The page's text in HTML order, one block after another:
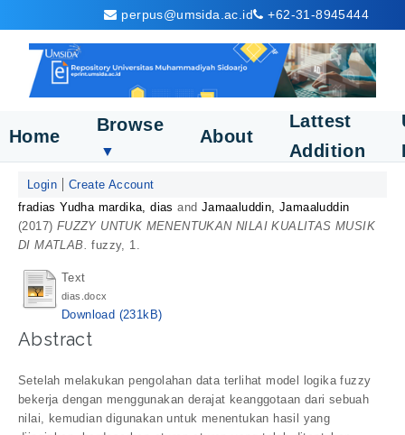
perpus@umsida.ac.id +62-31-8945444
Home
Browse
▼
About
Lattest
Addition
Login
Create Account
fradias Yudha mardika, dias and Jamaaluddin, Jamaaluddin
(2017) FUZZY UNTUK MENENTUKAN NILAI KUALITAS MUSIK
DI MATLAB. fuzzy, 1.
Text
dias.docx
Download (231kB)
Abstract
Setelah melakukan pengolahan data terlihat model logika fuzzy
bekerja dengan menggunakan derajat keanggotaan dari sebuah
nilai, kemudian digunakan untuk menentukan hasil yang